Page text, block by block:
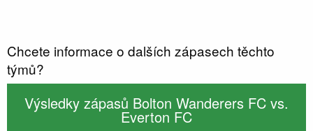
Chcete informace o dalších zápasech těchto
týmů?
Výsledky zápasů Bolton Wanderers FC vs.
Everton FC